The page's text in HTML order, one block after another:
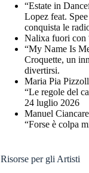
“Estate in
Lopez feat.
conquista le
Nalixa fuori con
“My Name Is
Croquette, un
divertirsi.
Maria Pia
“Le regole del
24 luglio 2026
Manuel
“Forse è colpa
Risorse per gli Artisti